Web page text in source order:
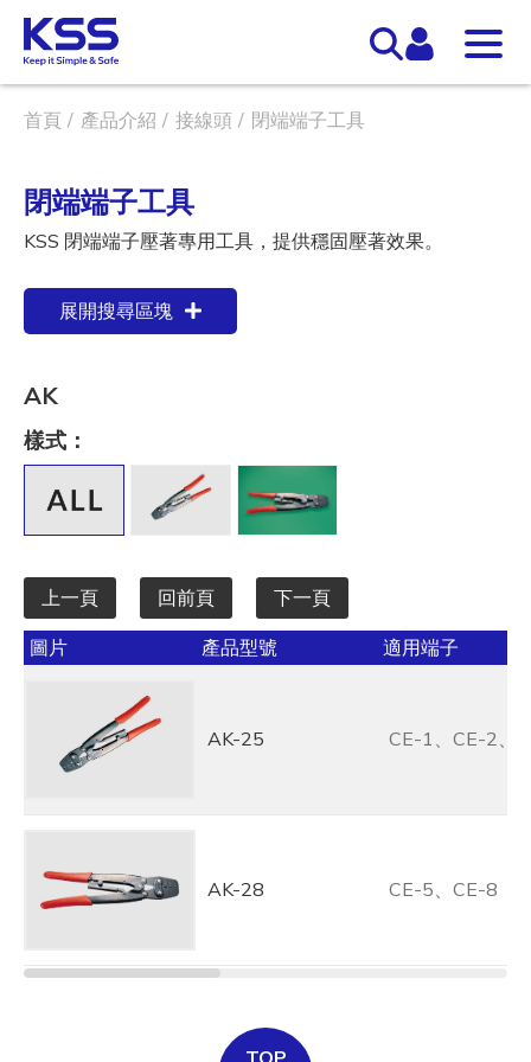
首頁 產品介紹 接線頭 閉端端子工具
閉端端子工具
KSS 閉端端子壓著專用工具，提供穩固壓著效果。
展開搜尋區塊
AK
樣式：
上一頁 回前頁 下一頁
圖片 產品型號 適用端子
AK-25 CE-1、CE-2、
AK-28 CE-5、CE-8